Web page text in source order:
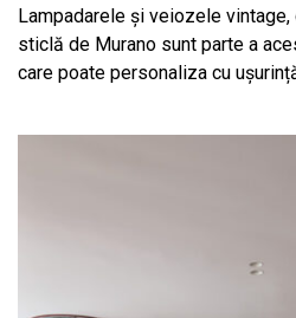
Lampadarele și veiozele
sticlă de Murano sunt parte a
care poate personaliza cu